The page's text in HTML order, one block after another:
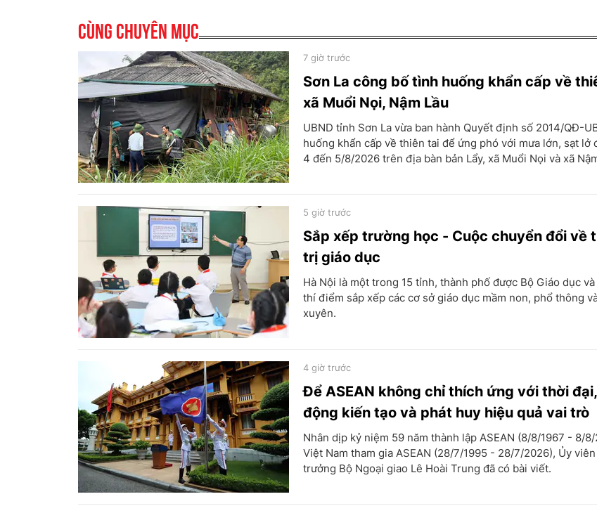
Cùng chuyên mục
Sơn La công bố tình huống khẩn cấp về
xã Muổi Nọi, Nậm Lầu
7 giờ trước
UBND tỉnh Sơn La vừa ban hành Quyết định số 2014/QĐ-
huống khẩn cấp về thiên tai để ứng phó với mưa lớn, sạt lở
4 đến 5/8/2026 trên địa bàn bản Lẩy, xã Muổi Nọi và xã
Sắp xếp trường học - Cuộc chuyển đổi về
trị giáo dục
5 giờ trước
Hà Nội là một trong 15 tỉnh, thành phố được Bộ Giáo dục
thí điểm sắp xếp các cơ sở giáo dục mầm non, phổ thông
xuyên.
Để ASEAN không chỉ thích ứng với thời
động kiến tạo và phát huy hiệu quả vai trò
4 giờ trước
Nhân dịp kỷ niệm 59 năm thành lập ASEAN (8/8/1967 - 8/
Việt Nam tham gia ASEAN (28/7/1995 - 28/7/2026), Ủy
trưởng Bộ Ngoại giao Lê Hoài Trung đã có bài viết.